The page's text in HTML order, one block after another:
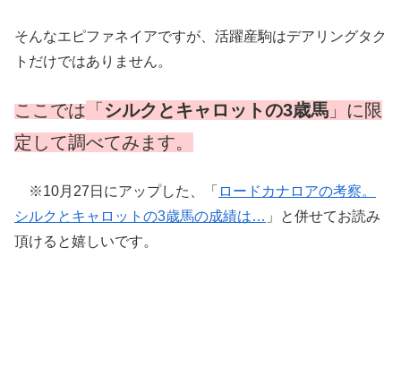
そんなエピファネイアですが、活躍産駒はデアリングタク
トだけではありません。
ここでは 「 シルクとキャロットの3歳馬 」に限
定して調べてみます。
※10月27日にアップした、「 ロードカナロアの考察。
シルクとキャロットの3歳馬の成績は… 」と併せてお読み
頂けると嬉しいです。